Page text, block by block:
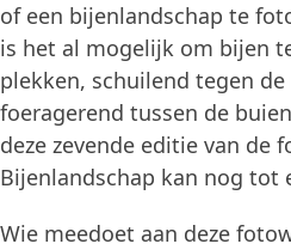
of een bijenlandschap te
is het al mogelijk om bijen
plekken, schuilend tegen
foeragerend tussen de
deze zevende editie van de
Bijenlandschap kan nog tot
Wie meedoet aan deze